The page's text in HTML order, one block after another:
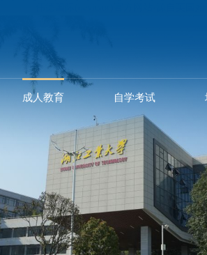
成人教育 自学考试